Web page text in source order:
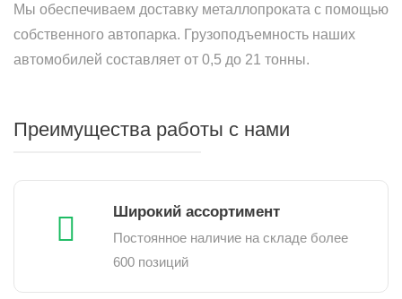
Мы обеспечиваем доставку металлопроката с помощью
собственного автопарка. Грузоподъемность наших
автомобилей составляет от 0,5 до 21 тонны.
Преимущества работы с нами
Широкий ассортимент
Постоянное наличие на складе более
600 позиций